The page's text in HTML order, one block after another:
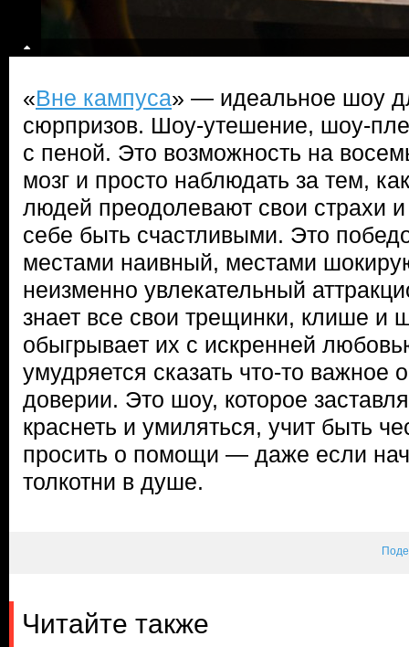
«Вне кампуса» — идеальное шоу
сюрпризов. Шоу-утешение, шоу-
с пеной. Это возможность на
мозг и просто наблюдать за тем,
людей преодолевают свои страхи
себе быть счастливыми. Это
местами наивный, местами
неизменно увлекательный
знает все свои трещинки, клише и
обыгрывает их с искренней
умудряется сказать что-то важное
доверии. Это шоу, которое
краснеть и умиляться, учит быть
просить о помощи — даже если
толкотни в душе.
Читайте также